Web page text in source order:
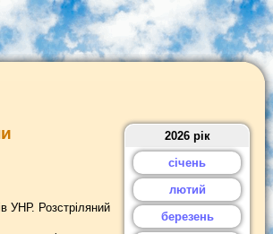
УНР. Розстріляний
2026 рік
січень
лютий
березень